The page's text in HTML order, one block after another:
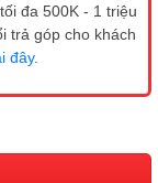
đa 500K - 1 triệu
trả góp cho khách
đây.